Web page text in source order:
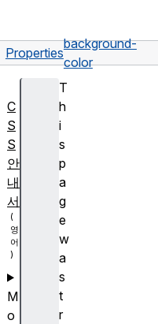
Properties
background-
color
T
h
i
s
p
a
g
e
w
a
s
t
r
C
S
S
안
내
서
M
o